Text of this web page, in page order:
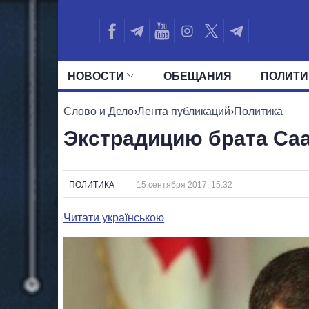
НОВОСТИ ОБЕЩАНИЯ
ВСЕ ПОЛИТИКИ ПРЕЗИДЕНТ И
Слово и Дело›Лента публикаций›Политика
Экстрадицию брата
ПОЛИТИКА 15 сентября 2017, 15:32
Читати українською